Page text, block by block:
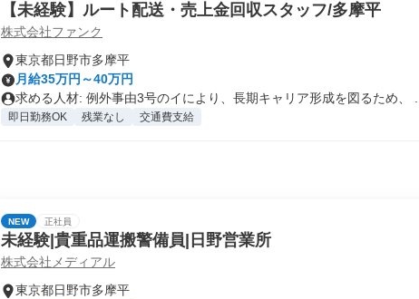
【未経験】ルート配送・売上金回収スタッフ/多摩平
株式会社ファンク
東京都日野市多摩平
月給35万円～40万円
求める人材: 例外事由3号のイにより、長期キャリア形成を図るため、 ...
即日勤務OK 残業なし 交通費支給
NEW 正社員
未経験|貴重品運搬警備員|日野営業所
株式会社メディアル
東京都日野市多摩平